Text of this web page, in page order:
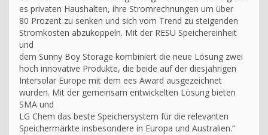
es privaten Haushalten, ihre Stromrechnungen um über
80 Prozent zu senken und sich vom Trend zu steigenden
Stromkosten abzukoppeln. Mit der RESU Speichereinheit
und
dem Sunny Boy Storage kombiniert die neue Lösung zwei
hoch innovative Produkte, die beide auf der diesjährigen
Intersolar Europe mit dem ees Award ausgezeichnet
wurden. Mit der gemeinsam entwickelten Lösung bieten
SMA und
LG Chem das beste Speichersystem für die relevanten
Speichermärkte insbesondere in Europa und Australien.“